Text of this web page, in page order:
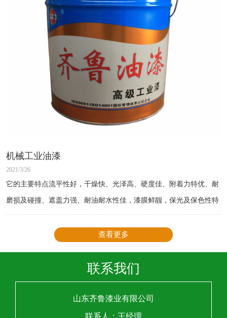
机械工业油漆
2021/3/26
它的主要特点流平性好，干燥快、光泽高、硬度佳、附着力特优、耐
磨损及碰撞、遮盖力强、耐油耐水性佳，漆膜鲜靓，保光及保色性特
佳。
查看更多
联系我们
山东齐鲁漆业有限公司